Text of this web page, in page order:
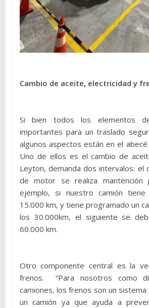
Cambio de aceite, electricidad y
Si bien todos los elementos
importantes para un traslado
algunos aspectos están en el
Uno de ellos es el cambio de
Leyton, demanda dos intervalos: el
de motor se realiza mantención
ejemplo, si nuestro camión tiene
15.000 km, y tiene programado un
los 30.000km, el siguiente se
60.000 km.
Otro componente central es la
frenos. “Para nosotros como
camiones, los frenos son un
un camión ya que ayuda a